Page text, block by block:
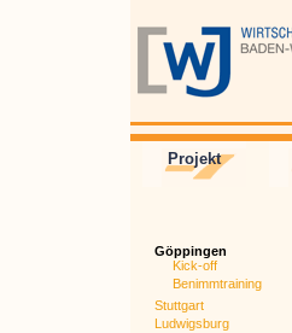
Projekt
Göppingen
Kick-off
Benimmtraining
Stuttgart
Ludwigsburg